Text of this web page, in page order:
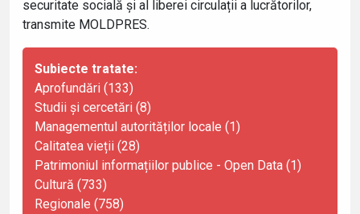
securitate socială și al liberei circulații a lucrătorilor,
transmite MOLDPRES.
Subiecte tratate:
Aprofundări (133)
Studii și cercetări (8)
Managementul autorităților locale (1)
Calitatea vieții (28)
Patrimoniul informațiilor publice - Open Data (1)
Cultură (733)
Regionale (758)